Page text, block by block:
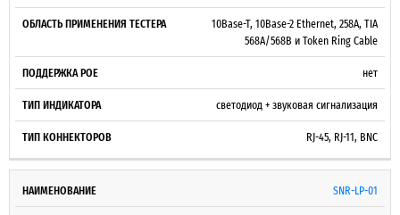
10Base-T, 10Base-2 Ethernet, 258A, TIA
568A/568B и Token Ring Cable
нет
светодиод + звуковая сигнализация
RJ-45, RJ-11, BNC
SNR-LP-01